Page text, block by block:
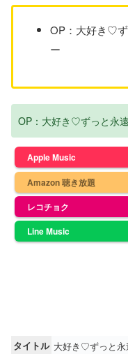
OP：大好き♡
ー
OP：大好き♡ずっと永
Apple Music
Amazon 聴き放題
レコチョク
Line Music
タイトル 大好き♡ずっと